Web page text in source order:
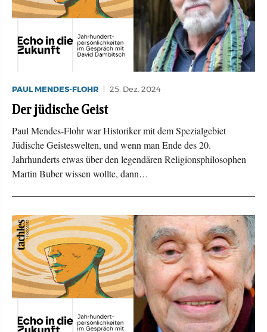
PAUL MENDES-FLOHR 25. Dez. 2024
Der jüdische Geist
Paul Mendes-Flohr war Historiker mit dem Spezialgebiet
Jüdische Geisteswelten, und wenn man Ende des 20.
Jahrhunderts etwas über den legendären Religionsphilosophen
Martin Buber wissen wollte, dann…